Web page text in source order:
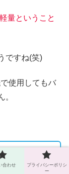
量ということ
ですね(笑)
使用してもバ
。
なるべく安め
合わせ
プライバシーポリシ
ー